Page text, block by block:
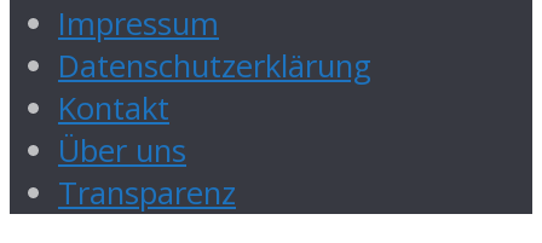
Impressum
Datenschutzerklärung
Kontakt
Über uns
Transparenz